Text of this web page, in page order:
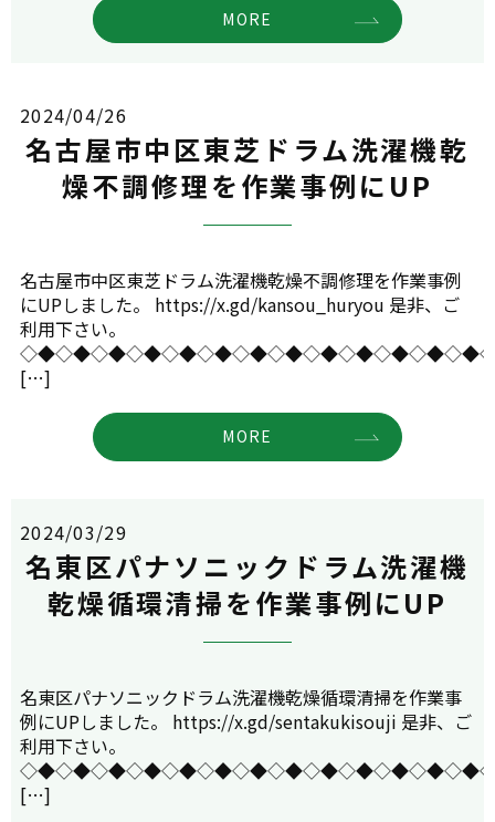
MORE
2024/04/26
名古屋市中区東芝ドラム洗濯機乾
燥不調修理を作業事例にUP
名古屋市中区東芝ドラム洗濯機乾燥不調修理を作業事例
にUPしました。 https://x.gd/kansou_huryou 是非、ご
利用下さい。
[…]
MORE
2024/03/29
名東区パナソニックドラム洗濯機
乾燥循環清掃を作業事例にUP
名東区パナソニックドラム洗濯機乾燥循環清掃を作業事
例にUPしました。 https://x.gd/sentakukisouji 是非、ご
利用下さい。
[…]